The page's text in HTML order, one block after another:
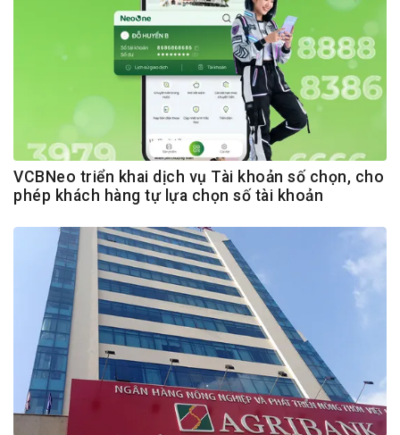
VCBNeo triển khai dịch vụ Tài khoản số chọn, cho
phép khách hàng tự lựa chọn số tài khoản